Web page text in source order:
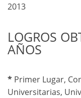
2013
LOGROS
AÑOS
* Primer Lugar,
Universitarias,